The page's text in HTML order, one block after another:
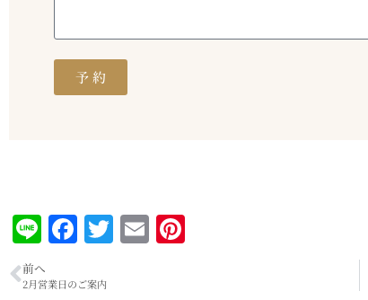
予 約
LineFacebook
Twitter
Email
前へ
2月営業日のご案内